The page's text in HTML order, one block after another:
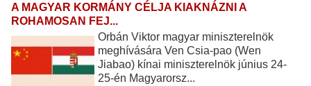
A MAGYAR KORMÁNY CÉLJA KIAKNÁZNI A
ROHAMOSAN FEJ...
Orbán Viktor magyar miniszterelnök
meghívására Ven Csia-pao (Wen
Jiabao) kínai miniszterelnök június 24-
25-én Magyarorsz...